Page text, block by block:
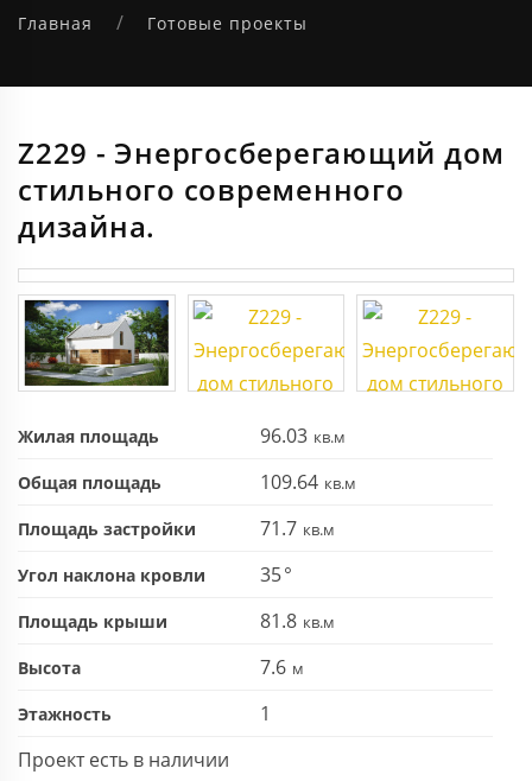
Главная Готовые проекты
Z229 - Энергосберегающий дом
стильного современного
дизайна.
Жилая площадь 96.03
Общая площадь 109.64
Площадь застройки 71.7
Угол наклона кровли 35
Площадь крыши 81.8
Высота 7.6
Этажность
1
Проект есть в наличии